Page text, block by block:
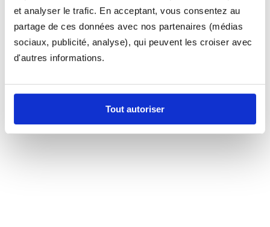
et analyser le trafic. En acceptant, vous consentez au
partage de ces données avec nos partenaires (médias
sociaux, publicité, analyse), qui peuvent les croiser avec
d'autres informations.
Tout autoriser